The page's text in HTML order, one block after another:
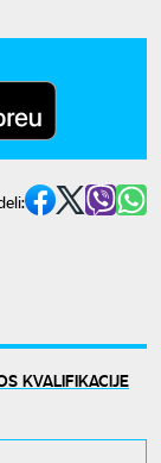
KVALIFIKACIJE